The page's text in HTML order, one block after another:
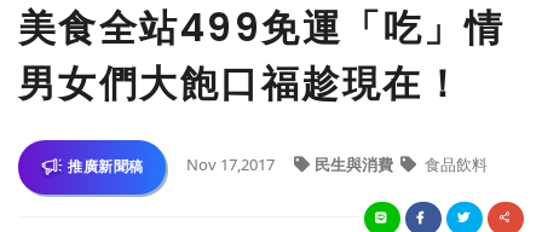
美食全站499免運「吃」情
男女們大飽口福趁現在！
推廣新聞稿 Nov 17,2017 民生與消費 食品飲料